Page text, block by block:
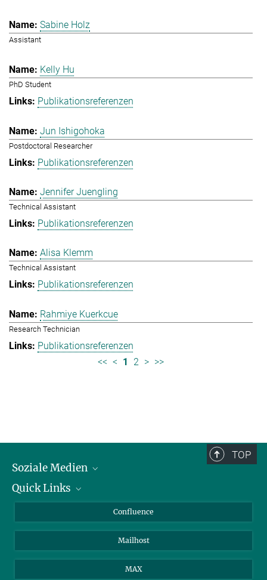
Sabine Holz
Assistant
Kelly Hu
PhD Student
Publikationsreferenzen
Jun Ishigohoka
Postdoctoral Researcher
Publikationsreferenzen
Jennifer Juengling
Technical Assistant
Publikationsreferenzen
Alisa Klemm
Technical Assistant
Publikationsreferenzen
Rahmiye Kuerkcue
Research Technician
Publikationsreferenzen
<< < 1 2 > >>
TOP
Soziale Medien
LinkedIn
Quick Links
Über Tiere in der ForschungConfluence
Mailhost
MAX